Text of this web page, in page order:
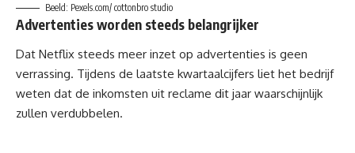
Beeld: Pexels.com/ cottonbro studio
Advertenties worden steeds belangrijker
Dat Netflix steeds meer inzet op advertenties is geen
verrassing. Tijdens de laatste kwartaalcijfers liet het bedrijf
weten dat de inkomsten uit reclame dit jaar waarschijnlijk
zullen verdubbelen.